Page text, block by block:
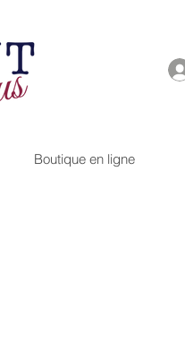
Boutique en ligne